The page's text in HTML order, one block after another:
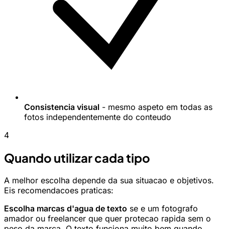
Consistencia visual - mesmo aspeto em todas as
fotos independentemente do conteudo
4
Quando utilizar cada tipo
A melhor escolha depende da sua situacao e objetivos.
Eis recomendacoes praticas:
Escolha marcas d'agua de texto se e um fotografo
amador ou freelancer que quer protecao rapida sem o